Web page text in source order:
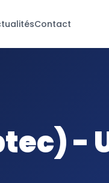
Contact
-